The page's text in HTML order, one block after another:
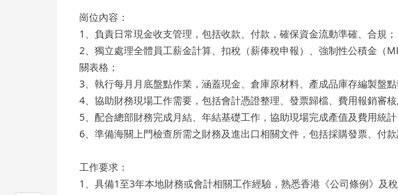
崗位內容：
1、負責日常現金收支管理，包括收款、付款，確保資金流動準確、合規；
2、獨立處理全體員工薪金計算、扣稅（薪俸稅申報）、強制性公積金（
關表格；
3、執行每月月底盤點作業，涵蓋現金、倉庫原材料、產成品庫存編製盤點
4、協助財務現場工作需要，包括會計憑證整理、發票歸檔、費用報銷審核
5、配合總部財務完成月結、年結基礎工作，協助現場完成產值及費用統計
6、準備海關上門檢查所需之財務及進出口相關文件，包括採購發票、付
工作要求：
1、具備1至3年本地財務或會計相關工作經驗，熟悉香港《公司條例》及